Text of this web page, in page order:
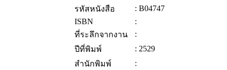
รหัสหนังสือ
: B04747
ISBN
:
ที่ระลึกจากงาน
:
ปีที่พิมพ์
: 2529
สำนักพิมพ์
: